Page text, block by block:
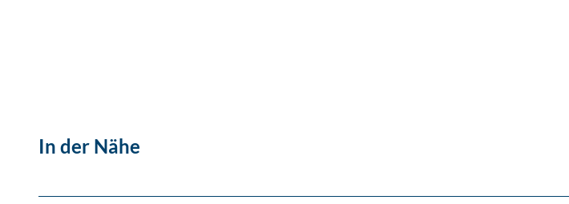
In der Nähe